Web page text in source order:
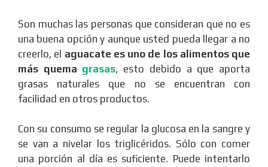
Son muchas las personas que consideran que no es
una buena opción y aunque usted pueda llegar a no
creerlo, el aguacate es uno de los alimentos que
más quema grasas, esto debido a que aporta
grasas naturales que no se encuentran con
facilidad en otros productos.
Con su consumo se regular la glucosa en la sangre y
se van a nivelar los triglicéridos. Sólo con comer
una porción al día es suficiente. Puede intentarlo